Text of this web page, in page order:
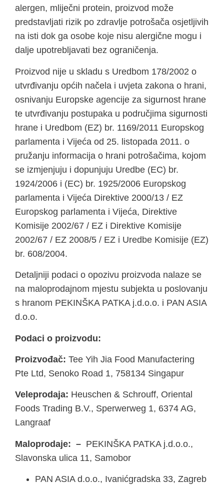
alergen, mliječni protein, proizvod može
predstavljati rizik po zdravlje potrošača osjetljivih
na isti dok ga osobe koje nisu alergične mogu i
dalje upotrebljavati bez ograničenja.
Proizvod nije u skladu s Uredbom 178/2002 o
utvrđivanju općih načela i uvjeta zakona o hrani,
osnivanju Europske agencije za sigurnost hrane
te utvrđivanju postupaka u područjima sigurnosti
hrane i Uredbom (EZ) br. 1169/2011 Europskog
parlamenta i Vijeća od 25. listopada 2011. o
pružanju informacija o hrani potrošačima, kojom
se izmjenjuju i dopunjuju Uredbe (EC) br.
1924/2006 i (EC) br. 1925/2006 Europskog
parlamenta i Vijeća Direktive 2000/13 / EZ
Europskog parlamenta i Vijeća, Direktive
Komisije 2002/67 / EZ i Direktive Komisije
2002/67 / EZ 2008/5 / EZ i Uredbe Komisije (EZ)
br. 608/2004.
Detaljniji podaci o opozivu proizvoda nalaze se
na maloprodajnom mjestu subjekta u poslovanju
s hranom PEKINŠKA PATKA j.d.o.o. i PAN ASIA
d.o.o.
Podaci o proizvodu:
Proizvođač: Tee Yih Jia Food Manufactering
Pte Ltd, Senoko Road 1, 758134 Singapur
Veleprodaja: Heuschen & Schrouff, Oriental
Foods Trading B.V., Sperwerweg 1, 6374 AG,
Langraaf
Maloprodaje: – PEKINŠKA PATKA j.d.o.o.,
Slavonska ulica 11, Samobor
PAN ASIA d.o.o., Ivanićgradska 33, Zagreb